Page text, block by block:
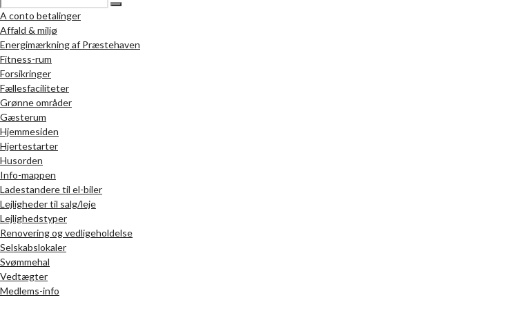
A conto betalinger
Affald & miljø
Energimærkning af Præstehaven
Fitness-rum
Forsikringer
Fællesfaciliteter
Grønne områder
Gæsterum
Hjemmesiden
Hjertestarter
Husorden
Info-mappen
Ladestandere til el-biler
Lejligheder til salg/leje
Lejlighedstyper
Renovering og vedligeholdelse
Selskabslokaler
Svømmehal
Vedtægter
Medlems-info